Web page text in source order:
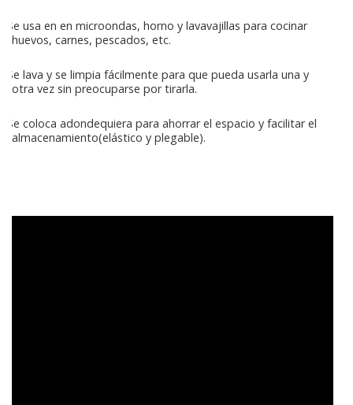
Se usa en en microondas, horno y lavavajillas para cocinar
huevos, carnes, pescados, etc.
Se lava y se limpia fácilmente para que pueda usarla una y
otra vez sin preocuparse por tirarla.
Se coloca adondequiera para ahorrar el espacio y facilitar el
almacenamiento(elástico y plegable).